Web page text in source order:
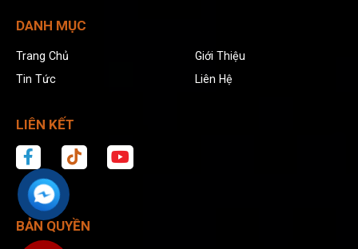
DANH MỤC
Trang Chủ
Giới Thiệu
Tin Tức
Liên Hệ
LIÊN KẾT
BẢN QUYỀN